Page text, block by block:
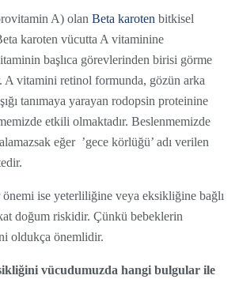
A) olan Beta karoten bitkisel
karoten vücutta A vitaminine
başlıca görevlerinden birisi görme
A vitamini retinol formunda, gözün arka
tanımaya yarayan rodopsin proteinine
etkili olmaktadır. Beslenmemizde
eğer ’gece körlüğü’ adı verilen
ise yeterliliğine veya eksikliğine bağlı
doğum riskidir. Çünkü bebeklerin
oldukça önemlidir.
vücudumuzda hangi bulgular ile